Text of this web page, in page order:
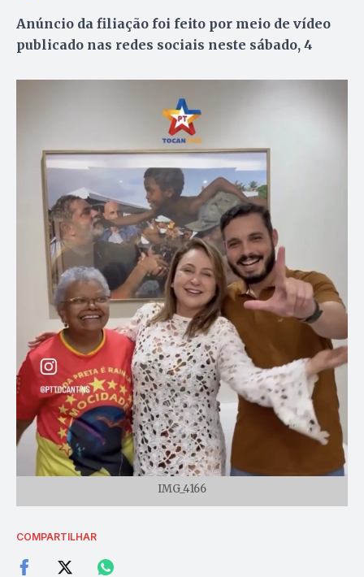
Anúncio da filiação foi feito por meio de vídeo
publicado nas redes sociais neste sábado, 4
IMG_4166
COMPARTILHAR